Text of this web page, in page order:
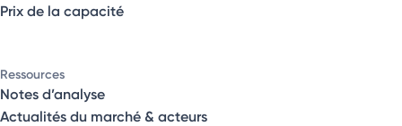
Prix de la capacité
Ressources
Notes d’analyse
Actualités du marché & acteurs